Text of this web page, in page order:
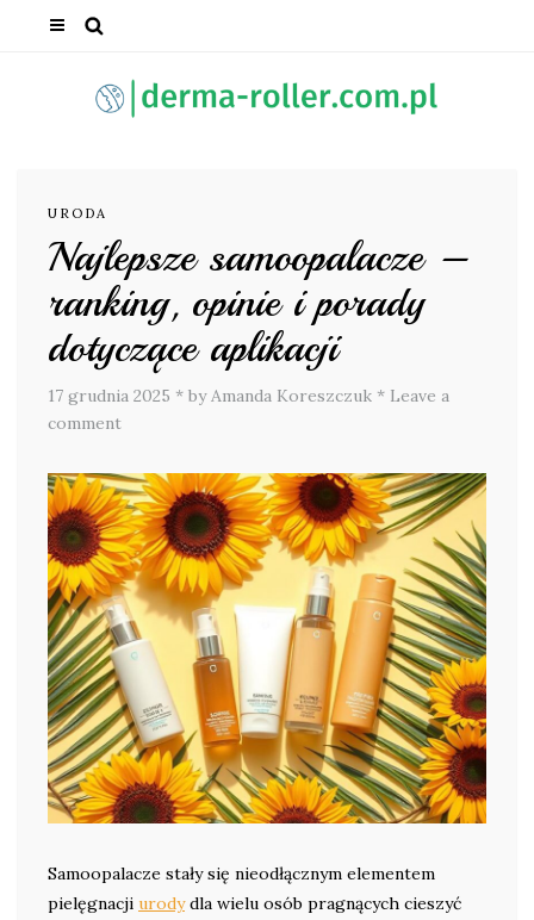
URODA
Najlepsze samoopalacze –
ranking, opinie i porady
dotyczące aplikacji
17 grudnia 2025 * by Amanda Koreszczuk * Leave a
comment
Samoopalacze stały się nieodłącznym elementem
pielęgnacji urodydla wielu osób pragnących cieszyć